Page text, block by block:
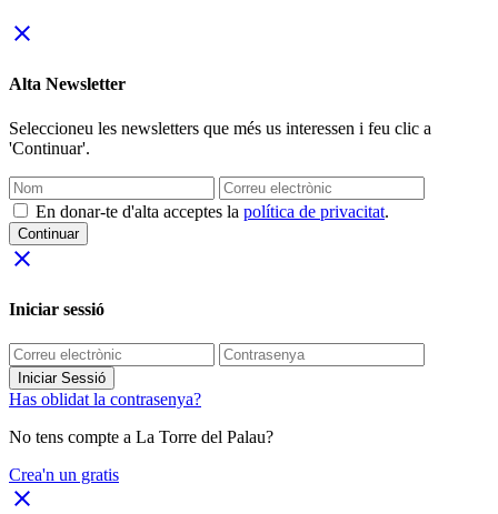
close
Alta Newsletter
Seleccioneu les newsletters que més us interessen i feu clic a
'Continuar'.
En donar-te d'alta acceptes la política de privacitat.
Continuar
close
Iniciar sessió
Iniciar Sessió
Has oblidat la contrasenya?
No tens compte a La Torre del Palau?
Crea'n un gratis
close